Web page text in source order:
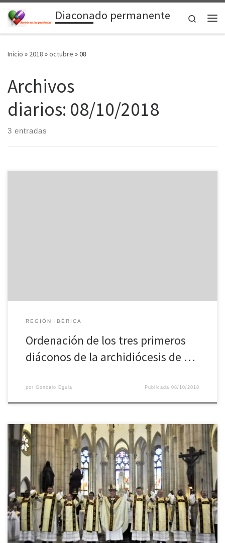
Saltar al contenidoDiaconado permanente
Search
Inicio » 2018 »octubre »08
Archivos
diarios: 08/10/2018
3 entradas
REGIÓN IBÉRICA
Ordenación de los tres primeros
diáconos de la archidiócesis de …
por Gonzalo Eguia Publicada08/10/2018
Aconteceu no dia 29 de setembro, na Catedral de São Pedro de
Alcântara, as 9h, a ordenação dos candidatos ao diaconado
permanente da 3ª turma da Diocese de Petrópolis, RJ. A Santa
Missa foi presidida pelo bispo diocesano dom Gregório Paixão,
OSB, que impôs as mãos e ordenou os candidatos. […]